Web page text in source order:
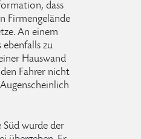
dass
Firmengelände
An einem
ebenfalls zu
Hauswand
Fahrer nicht
wurde der